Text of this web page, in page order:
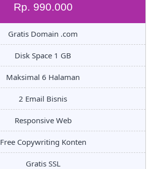
Rp. 990.000
Gratis Domain .com
Disk Space 1 GB
Maksimal 6 Halaman
2 Email Bisnis
Responsive Web
Free Copywriting Konten
Gratis SSL